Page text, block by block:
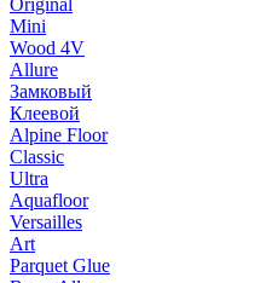
Original
Mini
Wood 4V
Allure
Замковый
Клеевой
Alpine Floor
Classic
Ultra
Aquafloor
Versailles
Art
Parquet Glue